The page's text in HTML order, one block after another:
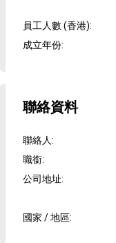
員工人數 (香港):
成立年份:
聯絡資料
聯絡人:
職銜:
公司地址:
國家 / 地區: